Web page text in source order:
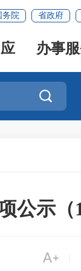
务院 省政府
办事

示（
